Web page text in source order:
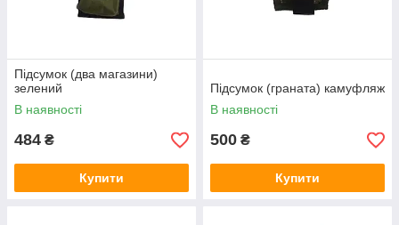
Підсумок (два магазини)
зелений
В наявності
484 ₴
Купити
Підсумок (граната) камуфляж
В наявності
500 ₴
Купити